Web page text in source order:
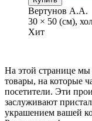
Вертунов А.А.
30 × 50 (см),
Хит
На этой странице мы
товары, на которые
посетители. Эти
заслуживают
украшением вашей